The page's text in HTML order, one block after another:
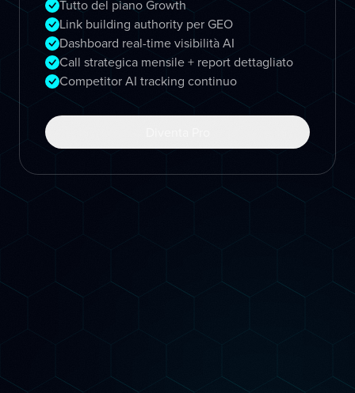
Tutto del piano Growth
Link building authority per GEO
Dashboard real-time visibilità AI
Call strategica mensile + report dettagliato
Competitor AI tracking continuo
Il nostro metodo è Misurabile